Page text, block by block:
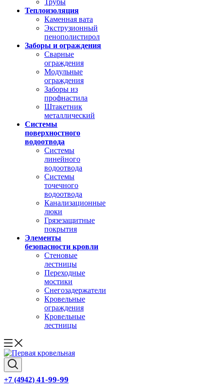
Трубы
Теплоизоляция
Каменная вата
Экструзионный
пенополистирол
Заборы и ограждения
Сварные
ограждения
Модульные
ограждения
Заборы из
профнастила
Штакетник
металлический
Системы
поверхностного
водоотвода
Системы
линейного
водоотвода
Системы
точечного
водоотвода
Канализационные
люки
Грязезащитные
покрытия
Элементы
безопасности кровли
Стеновые
лестницы
Переходные
мостики
Снегозадержатели
Кровельные
ограждения
Кровельные
лестницы
+7 (4942) 41-99-99